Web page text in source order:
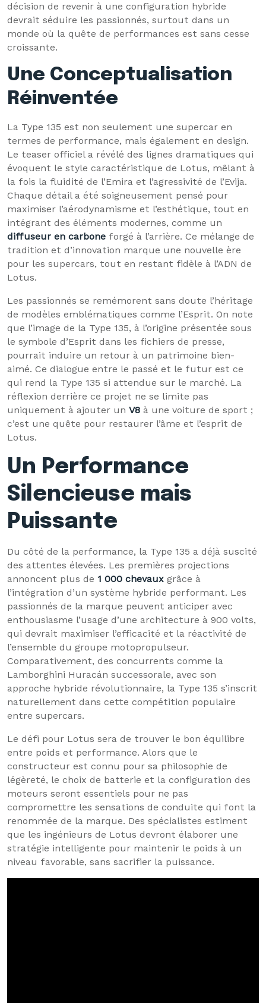
décision de revenir à une configuration hybride
devrait séduire les passionnés, surtout dans un
monde où la quête de performances est sans cesse
croissante.
Une Conceptualisation
Réinventée
La Type 135 est non seulement une supercar en
termes de performance, mais également en design.
Le teaser officiel a révélé des lignes dramatiques qui
évoquent le style caractéristique de Lotus, mêlant à
la fois la fluidité de l’Emira et l’agressivité de l’Evija.
Chaque détail a été soigneusement pensé pour
maximiser l’aérodynamisme et l’esthétique, tout en
intégrant des éléments modernes, comme un
diffuseur en carbone forgé à l’arrière. Ce mélange de
tradition et d’innovation marque une nouvelle ère
pour les supercars, tout en restant fidèle à l’ADN de
Lotus.
Les passionnés se remémorent sans doute l’héritage
de modèles emblématiques comme l’Esprit. On note
que l’image de la Type 135, à l’origine présentée sous
le symbole d’Esprit dans les fichiers de presse,
pourrait induire un retour à un patrimoine bien-
aimé. Ce dialogue entre le passé et le futur est ce
qui rend la Type 135 si attendue sur le marché. La
réflexion derrière ce projet ne se limite pas
uniquement à ajouter un V8 à une voiture de sport ;
c’est une quête pour restaurer l’âme et l’esprit de
Lotus.
Un Performance
Silencieuse mais
Puissante
Du côté de la performance, la Type 135 a déjà suscité
des attentes élevées. Les premières projections
annoncent plus de 1 000 chevaux grâce à
l’intégration d’un système hybride performant. Les
passionnés de la marque peuvent anticiper avec
enthousiasme l’usage d’une architecture à 900 volts,
qui devrait maximiser l’efficacité et la réactivité de
l’ensemble du groupe motopropulseur.
Comparativement, des concurrents comme la
Lamborghini Huracán successorale, avec son
approche hybride révolutionnaire, la Type 135 s’inscrit
naturellement dans cette compétition populaire
entre supercars.
Le défi pour Lotus sera de trouver le bon équilibre
entre poids et performance. Alors que le
constructeur est connu pour sa philosophie de
légèreté, le choix de batterie et la configuration des
moteurs seront essentiels pour ne pas
compromettre les sensations de conduite qui font la
renommée de la marque. Des spécialistes estiment
que les ingénieurs de Lotus devront élaborer une
stratégie intelligente pour maintenir le poids à un
niveau favorable, sans sacrifier la puissance.